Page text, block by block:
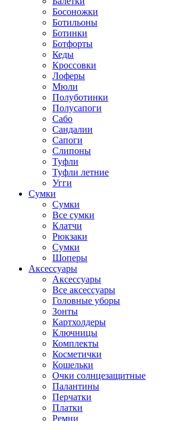
Босоножки
Ботильоны
Ботинки
Ботфорты
Кеды
Кроссовки
Лоферы
Мюли
Полуботинки
Полусапоги
Сабо
Сандалии
Сапоги
Слипоны
Туфли
Туфли летние
Угги
Сумки
Сумки
Все сумки
Клатчи
Рюкзаки
Сумки
Шоперы
Аксессуары
Аксессуары
Все аксессуары
Головные уборы
Зонты
Картхолдеры
Ключницы
Комплекты
Косметички
Кошельки
Очки солнцезащитные
Палантины
Перчатки
Платки
Ремни